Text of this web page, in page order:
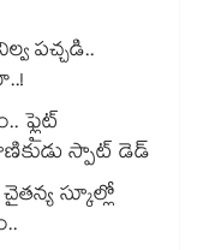
పచ్చడి..
ఫ్లైట్
స్పాట్ డెడ్
స్కూల్లో